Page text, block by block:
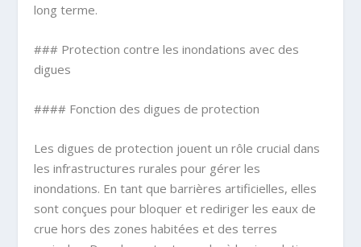
long terme.
### Protection contre les inondations avec des
digues
#### Fonction des digues de protection
Les digues de protection jouent un rôle crucial dans
les infrastructures rurales pour gérer les
inondations. En tant que barrières artificielles, elles
sont conçues pour bloquer et rediriger les eaux de
crue hors des zones habitées et des terres